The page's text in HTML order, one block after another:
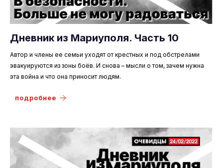
Дневник из Мариуполя. Часть 10
Автор и члены ее семьи уходят от крестных и под обстрелами
эвакуируются из зоны боёв. И снова – мысли о том, зачем нужна
эта война и что она приносит людям.
подробнее